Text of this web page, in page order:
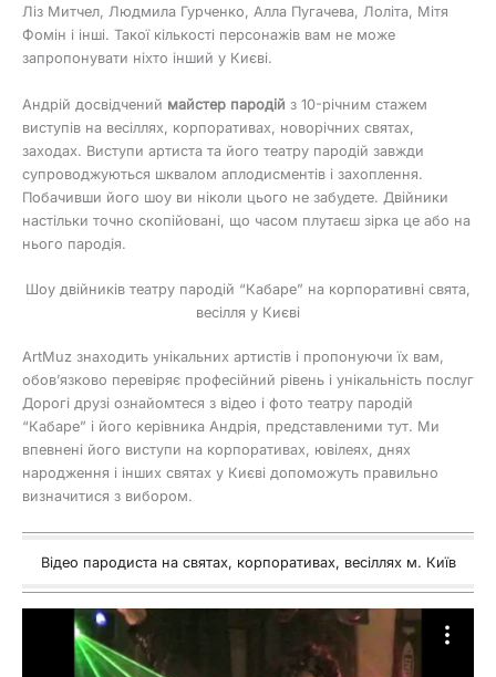
Ліз Митчел, Людмила Гурченко, Алла Пугачева, Лоліта, Мітя
Фомін і інші. Такої кількості персонажів вам не може
запропонувати ніхто інший у Києві.
Андрій досвідчений майстер пародій з 10-річним стажем
виступів на весіллях, корпоративах, новорічних святах,
заходах. Виступи артиста та його театру пародій завжди
супроводжуються шквалом аплодисментів і захоплення.
Побачивши його шоу ви ніколи цього не забудете. Двійники
настільки точно скопійовані, що часом плутаєш зірка це або на
нього пародія.
Шоу двійників театру пародій “Кабаре” на корпоративні свята,
весілля у Києві
ArtMuz знаходить унікальних артистів і пропонуючи їх вам,
обов’язково перевіряє професійний рівень і унікальність послуг
Дорогі друзі ознайомтеся з відео і фото театру пародій
“Кабаре” і його керівника Андрія, представленими тут. Ми
впевнені його виступи на корпоративах, ювілеях, днях
народження і інших святах у Києві допоможуть правильно
визначитися з вибором.
Відео пародиста на святах, корпоративах, весіллях м. Київ